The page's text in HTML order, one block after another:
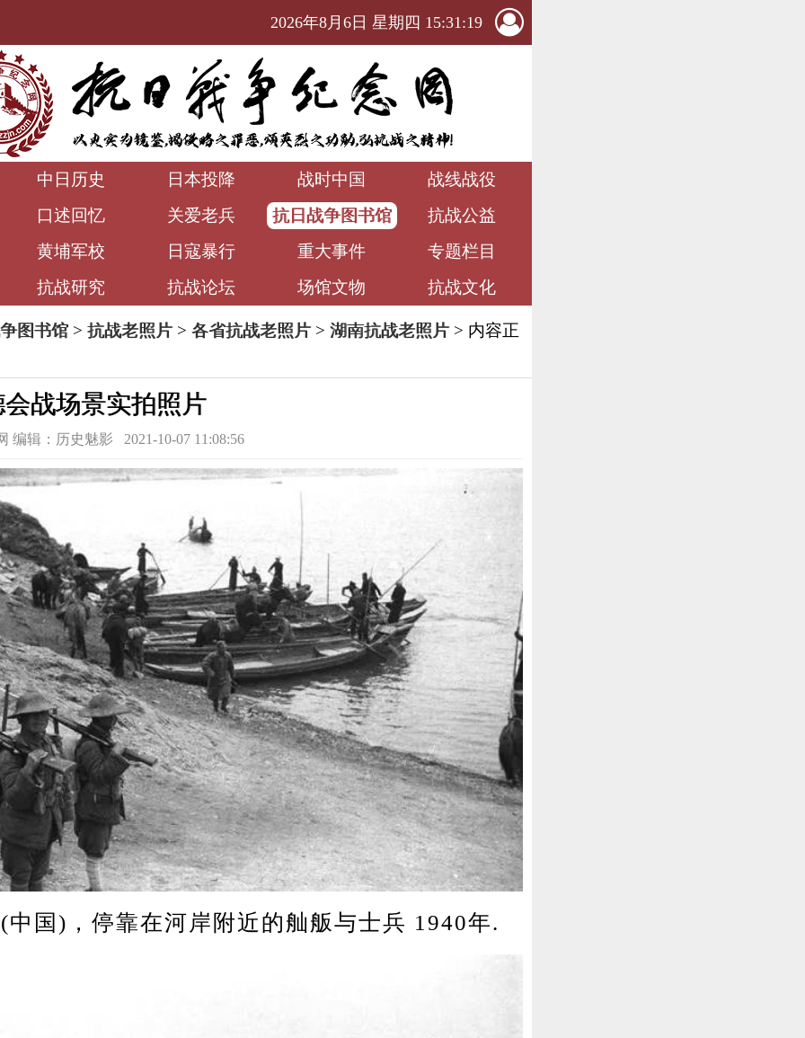
2026年8月6日 星期四 15:31:21
中日历史 日本投降 战时中国
战线战役
口述回忆
关爱老兵 抗日战争图书馆
抗战公益
黄埔军校
日寇暴行 重大事件
专题栏目
抗战研究
抗战论坛 场馆文物 抗战文化
图书馆 > 抗战老照片> 各省抗战老照片> 湖南抗战老照片> 内容正
会战场景实拍照片
编辑：历史魅影 2021-10-07 11:08:56
)，停靠在河岸附近的舢舨与士兵 1940年.